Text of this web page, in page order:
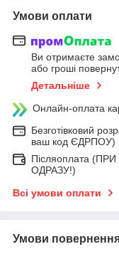
Умови оплати
Ви отримаєте
або гроші
Детальніше
Онлайн-оплата
Безготівковий
ваш код ЄДРПОУ)
Післяоплата
ОДРАЗУ!)
Всі умови оплати
Умови